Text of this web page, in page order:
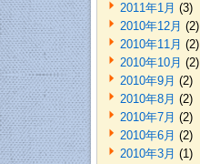
2011年1月 (3)
2010年12月 (2)
2010年11月 (2)
2010年10月 (2)
2010年9月 (2)
2010年8月 (2)
2010年7月 (2)
2010年6月 (2)
2010年3月 (1)